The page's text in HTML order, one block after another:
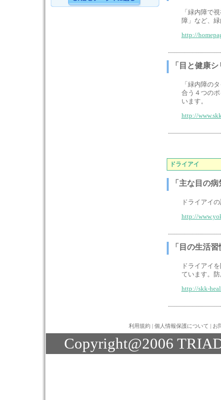
「緑内障で
障」など、
http://
「目と健康
「緑内障の
合う４つの
います。
http://
ドライアイ
「主な目の
ドライアイ
http://
「目の生活
ドライアイ
ています。
http://skk-
利用規約 | 個人情報保護について | お
Copyright@2006